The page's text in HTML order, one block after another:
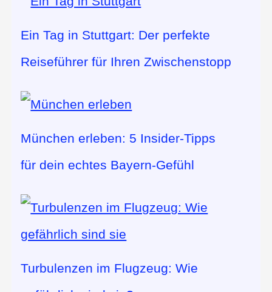
Ein Tag in Stuttgart: Der perfekte
Reiseführer für Ihren Zwischenstopp
München erleben: 5 Insider-Tipps
für dein echtes Bayern-Gefühl
Turbulenzen im Flugzeug: Wie